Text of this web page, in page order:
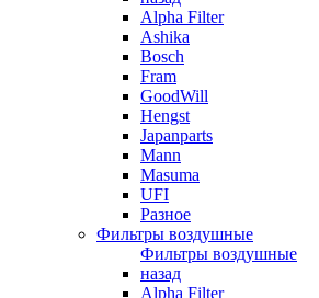
Alpha Filter
Ashika
Bosch
Fram
GoodWill
Hengst
Japanparts
Mann
Masuma
UFI
Разное
Фильтры воздушные
Фильтры воздушные
назад
Alpha Filter